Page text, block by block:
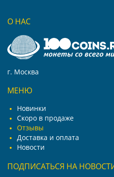
О НАС
г. Москва
МЕНЮ
Новинки
Скоро в продаже
Отзывы
Доставка и оплата
Новости
ПОДПИСАТЬСЯ НА